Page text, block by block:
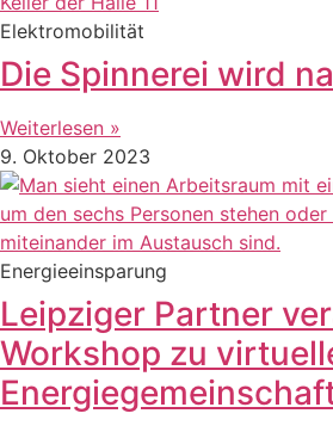
Elektromobilität
Die Spinnerei wird
Weiterlesen »
9. Oktober 2023
Energieeinsparung
Leipziger Partner
Workshop zu